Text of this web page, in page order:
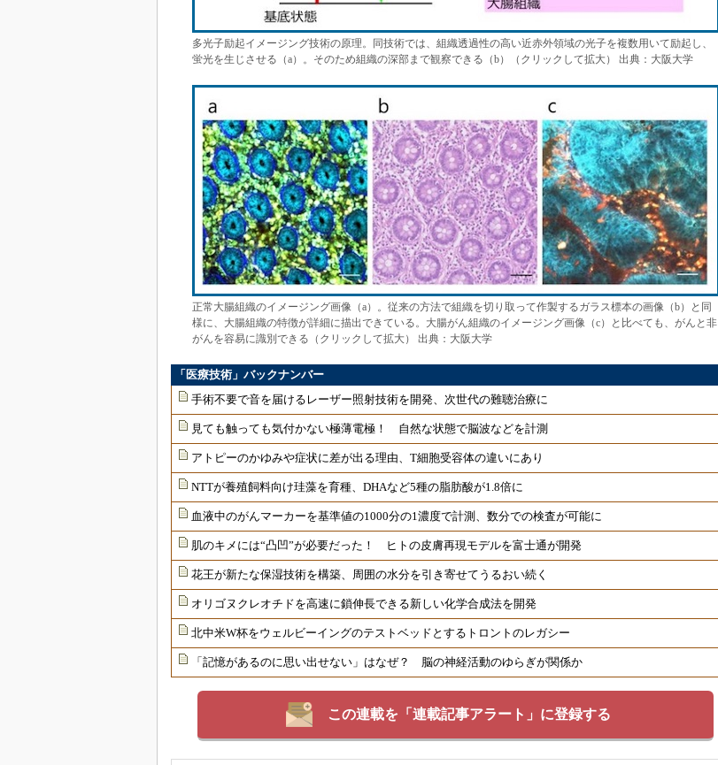
多光子励起イメージング技術の原理。同技術では、組織透過性の高い近赤外領域の光子を複数用いて励起し、
蛍光を生じさせる（a）。そのため組織の深部まで観察できる（b）（クリックして拡大） 出典：大阪大学
正常大腸組織のイメージング画像（a）。従来の方法で組織を切り取って作製するガラス標本の画像（b）と同
様に、大腸組織の特徴が詳細に描出できている。大腸がん組織のイメージング画像（c）と比べても、がんと非
がんを容易に識別できる（クリックして拡大） 出典：大阪大学
「医療技術」バックナンバー
手術不要で音を届けるレーザー照射技術を開発、次世代の難聴治療に
見ても触っても気付かない極薄電極！ 自然な状態で脳波などを計測
アトピーのかゆみや症状に差が出る理由、T細胞受容体の違いにあり
NTTが養殖飼料向け珪藻を育種、DHAなど5種の脂肪酸が1.8倍に
血液中のがんマーカーを基準値の1000分の1濃度で計測、数分での検査が可能に
肌のキメには“凸凹”が必要だった！ ヒトの皮膚再現モデルを富士通が開発
花王が新たな保湿技術を構築、周囲の水分を引き寄せてうるおい続く
オリゴヌクレオチドを高速に鎖伸長できる新しい化学合成法を開発
北中米W杯をウェルビーイングのテストベッドとするトロントのレガシー
「記憶があるのに思い出せない」はなぜ？ 脳の神経活動のゆらぎが関係か
この連載を「連載記事アラート」に登録する